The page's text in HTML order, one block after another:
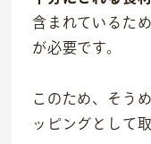
含まれているた
が必要です。
このため、そう
ッピングとして